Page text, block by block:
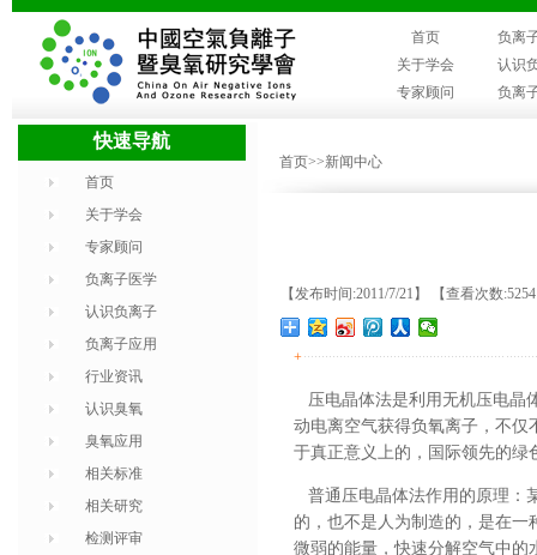
首页
负离
关于学会
认识
专家顾问
负离
快速导航
首页
关于学会
专家顾问
负离子医学
认识负离子
负离子应用
行业资讯
认识臭氧
臭氧应用
相关标准
相关研究
检测评审
首页>>新闻中心
【发布时间:2011/7/21】 【查看次数
+
压电晶体法是利用无机压电晶
动电离空气获得负氧离子，不仅
于真正意义上的，国际领先的绿
普通压电晶体法作用的原理：
的，也不是人为制造的，是在一
微弱的能量，快速分解空气中的